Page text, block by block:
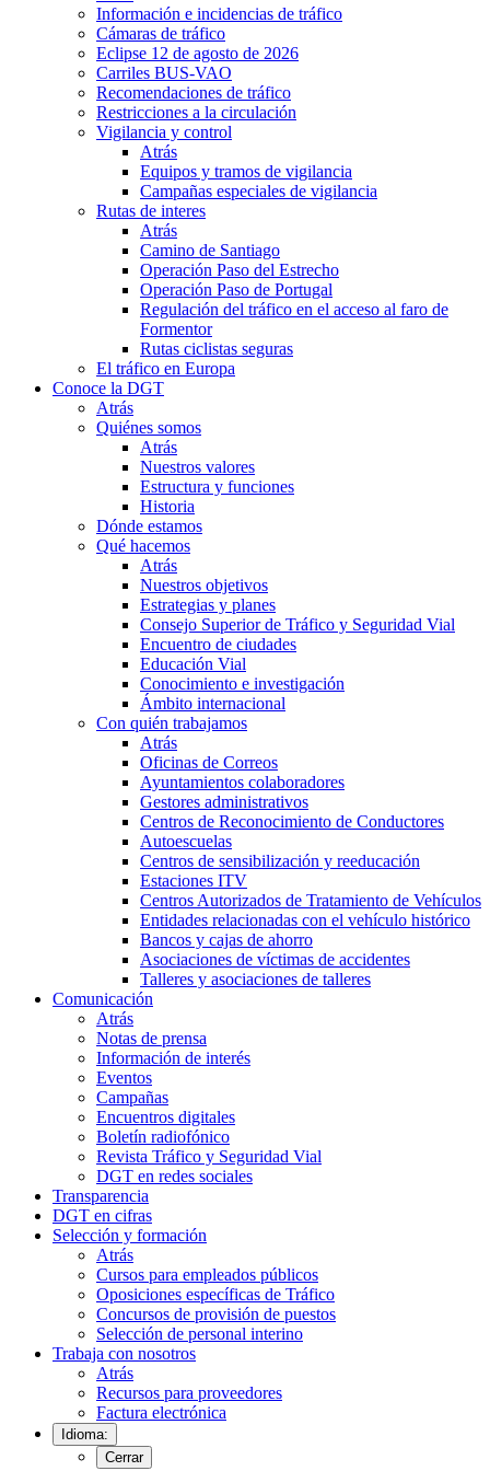
Información e incidencias de tráfico
Cámaras de tráfico
Eclipse 12 de agosto de 2026
Carriles BUS-VAO
Recomendaciones de tráfico
Restricciones a la circulación
Vigilancia y control
Atrás
Equipos y tramos de vigilancia
Campañas especiales de vigilancia
Rutas de interes
Atrás
Camino de Santiago
Operación Paso del Estrecho
Operación Paso de Portugal
Regulación del tráfico en el acceso al faro de
Formentor
Rutas ciclistas seguras
El tráfico en Europa
Conoce la DGT
Atrás
Quiénes somos
Atrás
Nuestros valores
Estructura y funciones
Historia
Dónde estamos
Qué hacemos
Atrás
Nuestros objetivos
Estrategias y planes
Consejo Superior de Tráfico y Seguridad Vial
Encuentro de ciudades
Educación Vial
Conocimiento e investigación
Ámbito internacional
Con quién trabajamos
Atrás
Oficinas de Correos
Ayuntamientos colaboradores
Gestores administrativos
Centros de Reconocimiento de Conductores
Autoescuelas
Centros de sensibilización y reeducación
Estaciones ITV
Centros Autorizados de Tratamiento de Vehículos
Entidades relacionadas con el vehículo histórico
Bancos y cajas de ahorro
Asociaciones de víctimas de accidentes
Talleres y asociaciones de talleres
Comunicación
Atrás
Notas de prensa
Información de interés
Eventos
Campañas
Encuentros digitales
Boletín radiofónico
Revista Tráfico y Seguridad Vial
DGT en redes sociales
Transparencia
DGT en cifras
Selección y formación
Atrás
Cursos para empleados públicos
Oposiciones específicas de Tráfico
Concursos de provisión de puestos
Selección de personal interino
Trabaja con nosotros
Atrás
Recursos para proveedores
Factura electrónica
Idioma:
Cerrar